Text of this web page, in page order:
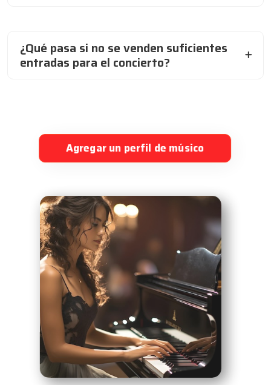
¿Qué pasa si no se venden suficientes
entradas para el concierto?
Agregar un perfil de músico